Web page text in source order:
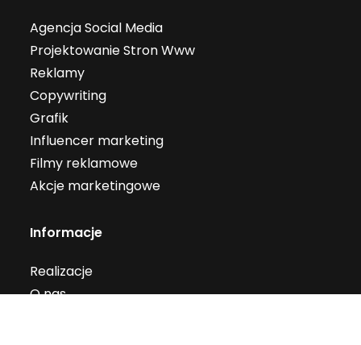
Agencja Social Media
Projektowanie Stron Www
Reklamy
Copywriting
Grafik
Influencer marketing
Filmy reklamowe
Akcje marketingowe
Informacje
Realizacje
O nas